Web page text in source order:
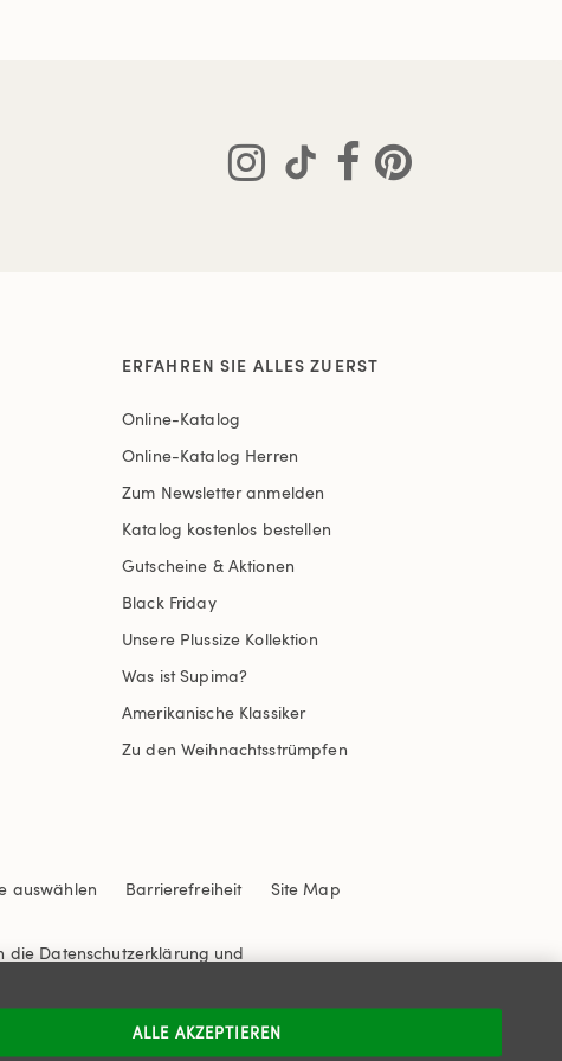
ERFAHREN SIE ALLES ZUERST
Online-Katalog
Online-Katalog Herren
Zum Newsletter anmelden
Katalog kostenlos bestellen
Gutscheine & Aktionen
Black Friday
Unsere Plussize Kollektion
Was ist Supima?
Amerikanische Klassiker
Zu den Weihnachtsstrümpfen
auswählen Barrierefreiheit
Site Map
die Datenschutzerklärung und
ALLE AKZEPTIEREN